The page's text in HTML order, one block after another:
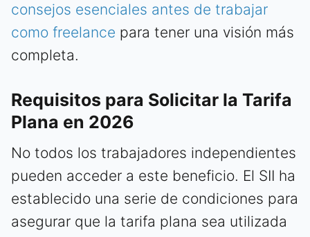
consejos esenciales antes de trabajar
como freelance para tener una visión más
completa.
Requisitos para Solicitar la Tarifa
Plana en 2026
No todos los trabajadores independientes
pueden acceder a este beneficio. El SII ha
establecido una serie de condiciones para
asegurar que la tarifa plana sea utilizada